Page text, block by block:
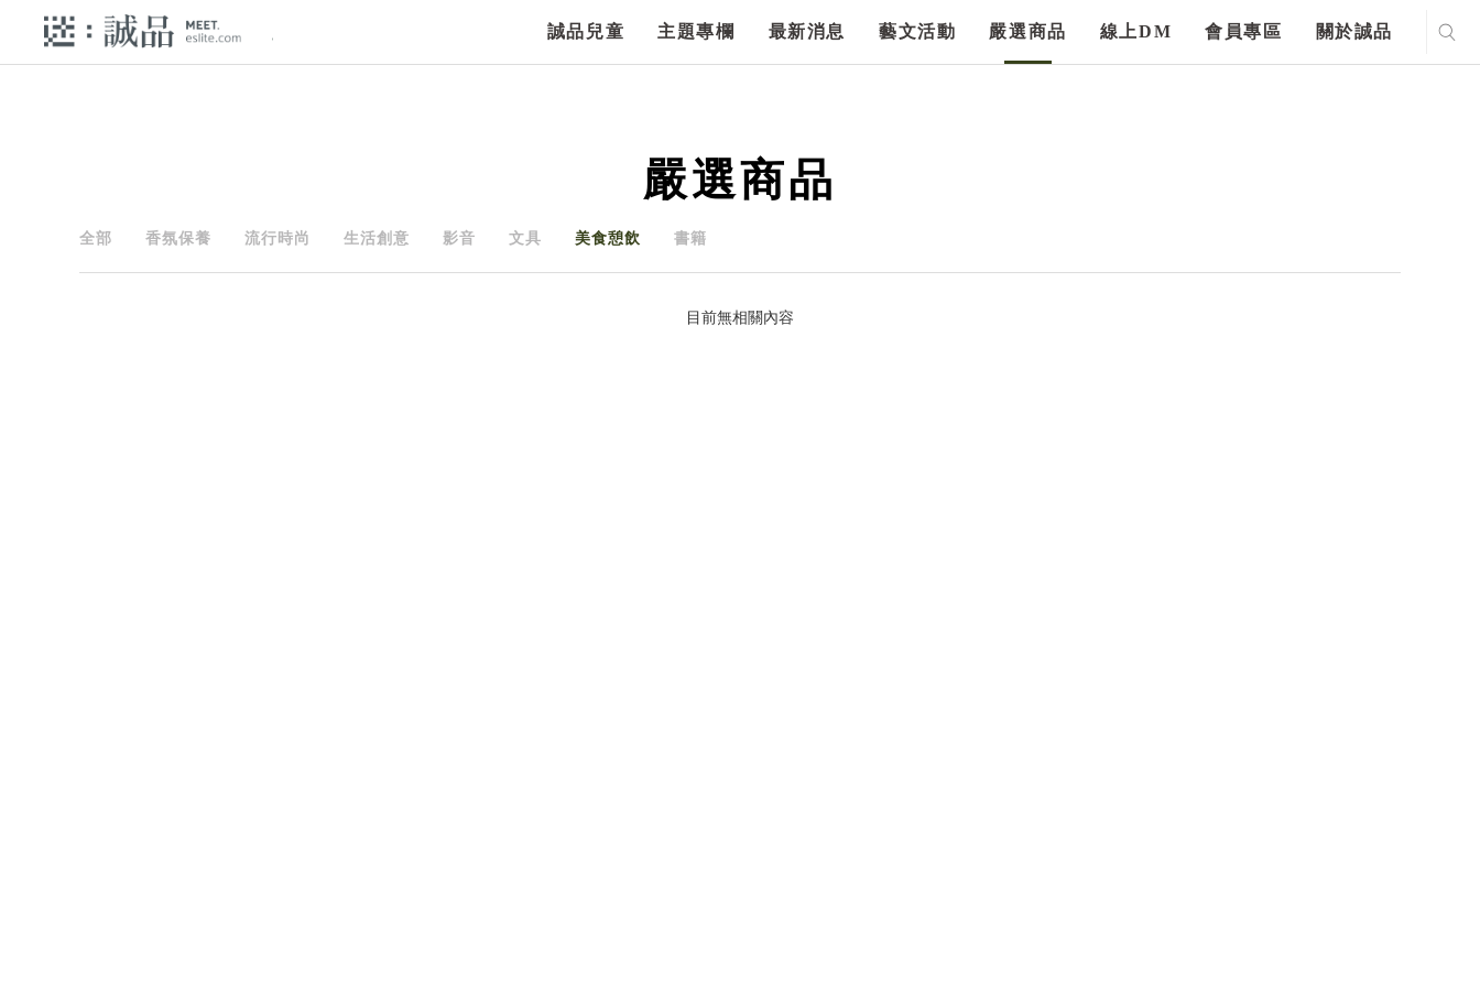
誠品兒童 主題專欄 最新消息 藝文活動 嚴選商品 線上DM 會員專區 關於誠品
嚴選商品
全部 香氛保養 流行時尚 生活創意 影音 文具 美食憩飲 書籍
目前無相關內容